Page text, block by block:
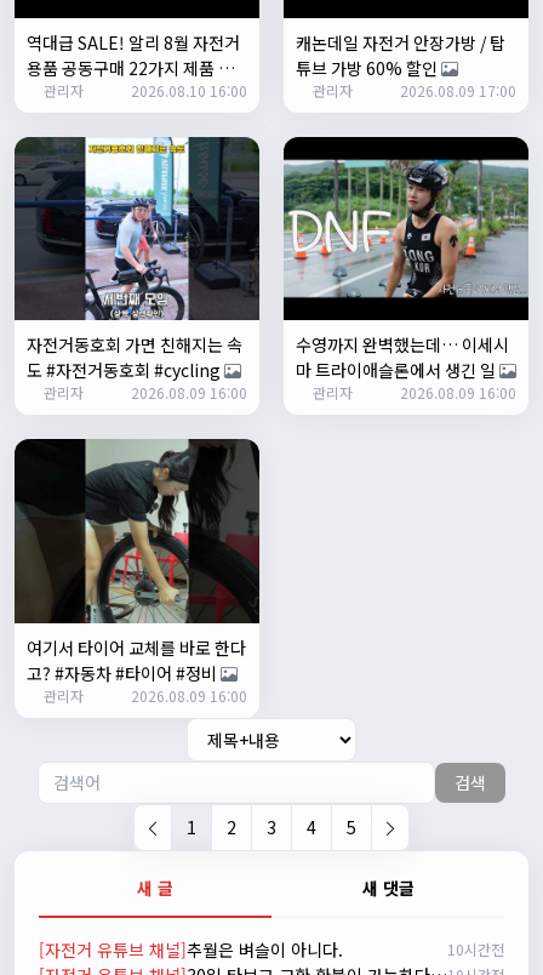
새 글 새 댓글
[자전거 유튜브 채널]추월은 벼슬이 아니다. 10시간전
Leepi08:05:10
좌측 로고(메인 대문) 누르면 홈으로 이동할때 왼쪽으로 가서
눌러야 해서 불편하네요. 가운데에 있거나 빈공간을 눌러도
메인으로 이동하게 해주실수 있나요>?
관리자16:50:47
한번 확인해보겠습니다 :)
2/8/2025
명신이10:43:01
너무 추워요
2/10/2025
부두게이 BRBR09:54:20
잔차나라 화이팅!!
관리자 10:15:31
감사합니다 파이팅!!!!
2/14/2025
22:03:11
저 첫 로드로 힉스 바버비 살려하는데 괜찮나요?
2/16/2025
자출조아15:14:23
시즌온 하신 분들 모두 안라하세요~~
2/17/2025
시즌온이랑 안라가 몬가요?
진우01:50:08
시즌온은 시즌이 시작됬다는거고 안라는 안전한 라이딩으로
자출조아
2/20/2025
시즌이 곧 다가오네요 ^^ 모두 안전한 라이딩 하시기 바랍니
다
2/22/2025
역대급 SALE! 알리 8월 자전거
용품 공동구매 22가지 제품 할
인코드 공개
N
관리자 2026.08.10 16:00
캐논데일 자전거 안장가방 / 탑
튜브 가방 60% 할인
관리자 2026.08.09 17:00
자전거동호회 가면 친해지는 속
도 #자전거동호회 #cycling
관리자 2026.08.09 16:00
수영까지 완벽했는데… 이세시
마 트라이애슬론에서 생긴 일
관리자 2026.08.09 16:00
여기서 타이어 교체를 바로 한다
고? #자동차 #타이어 #정비
관리자 2026.08.09 16:00
검색
1
2 3 4 5